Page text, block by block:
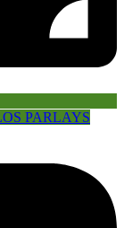
PARLAYS